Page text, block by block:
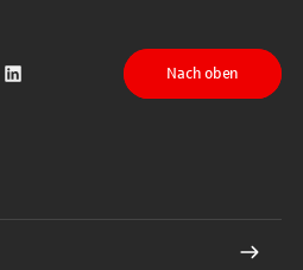
Instagram
auf TikTok
Sparkasse auf LinkedIn
Nach oben